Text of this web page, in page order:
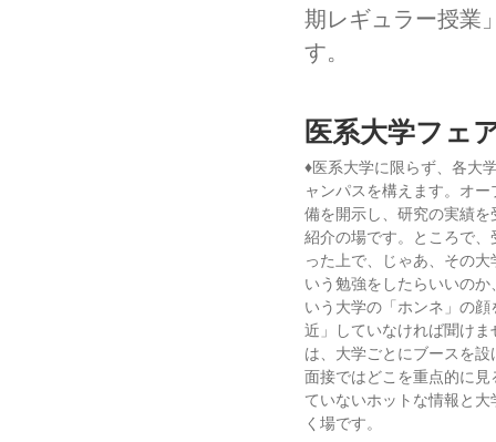
期レギュラー授業
す。
医系大学フェ
♦医系大学に限らず、各大
ャンパスを構えます。オ
備を開示し、研究の実績
紹介の場です。ところで
った上で、じゃあ、その
いう勉強をしたらいいの
いう大学の「ホンネ」の
近」していなければ聞け
は、大学ごとにブースを
面接ではどこを重点的に
ていないホットな情報と
く場です。